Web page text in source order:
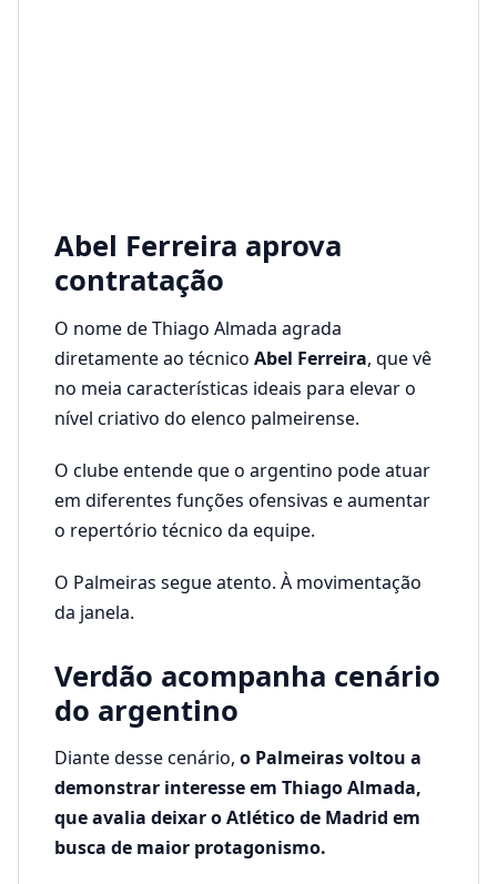
Abel Ferreira aprova
contratação
O nome de Thiago Almada agrada
diretamente ao técnico Abel Ferreira, que vê
no meia características ideais para elevar o
nível criativo do elenco palmeirense.
O clube entende que o argentino pode atuar
em diferentes funções ofensivas e aumentar
o repertório técnico da equipe.
O Palmeiras segue atento. À movimentação
da janela.
Verdão acompanha cenário
do argentino
Diante desse cenário, o Palmeiras voltou a
demonstrar interesse em Thiago Almada,
que avalia deixar o Atlético de Madrid em
busca de maior protagonismo.